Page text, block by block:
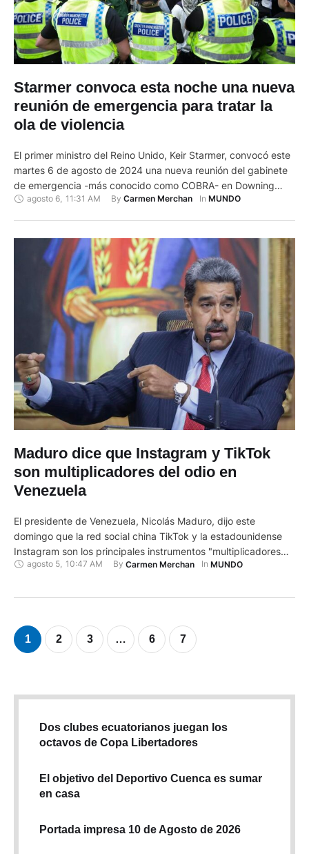
Starmer convoca esta noche una nueva
reunión de emergencia para tratar la
ola de violencia
El primer ministro del Reino Unido, Keir Starmer, convocó este
martes 6 de agosto de 2024 una nueva reunión del gabinete
de emergencia -más conocido como COBRA- en Downing
Street, para abordar los desórdenes violentos que han
agosto 6 11:31 AM By Carmen Merchan In MUNDO
Maduro dice que Instagram y TikTok
son multiplicadores del odio en
Venezuela
El presidente de Venezuela, Nicolás Maduro, dijo este
domingo que la red social china TikTok y la estadounidense
Instagram son los principales instrumentos "multiplicadores
del odio y el fascismo" en el país, por lo que pidió al Consejo
sociales que -dijo- no tienen regulación en la …
agosto 5, 10:47 AM By Carmen Merchan In MUNDO
1 2 3 … 6 7
Dos clubes ecuatorianos juegan los
octavos de Copa Libertadores
El objetivo del Deportivo Cuenca es sumar
en casa
Portada impresa 10 de Agosto de 2026